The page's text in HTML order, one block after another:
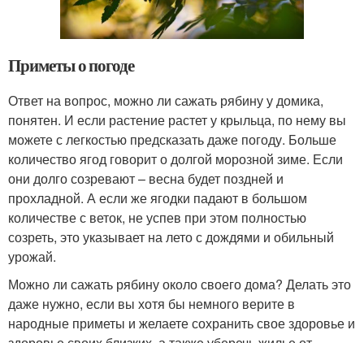
Приметы о погоде
Ответ на вопрос, можно ли сажать рябину у домика,
понятен. И если растение растет у крыльца, по нему вы
можете с легкостью предсказать даже погоду. Больше
количество ягод говорит о долгой морозной зиме. Если
они долго созревают – весна будет поздней и
прохладной. А если же ягодки падают в большом
количестве с веток, не успев при этом полностью
созреть, это указывает на лето с дождями и обильный
урожай.
Можно ли сажать рябину около своего дома? Делать это
даже нужно, если вы хотя бы немного верите в
народные приметы и желаете сохранить свое здоровье и